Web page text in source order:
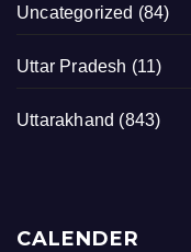
Uncategorized (84)
Uttar Pradesh (11)
Uttarakhand (843)
CALENDER